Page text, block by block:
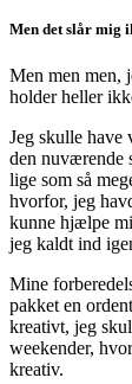
Men det slår mig
Men men men,
holder heller
Jeg skulle have
den nuværende
lige som så
hvorfor, jeg
kunne hjælpe
jeg kaldt ind
Mine
pakket en
kreativt, jeg
weekender,
kreativ.